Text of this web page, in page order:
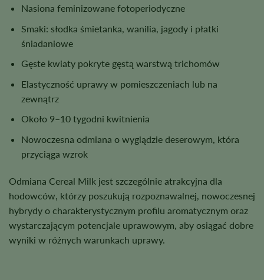
Nasiona feminizowane fotoperiodyczne
Smaki: słodka śmietanka, wanilia, jagody i płatki
śniadaniowe
Gęste kwiaty pokryte gęstą warstwą trichomów
Elastyczność uprawy w pomieszczeniach lub na
zewnątrz
Około 9–10 tygodni kwitnienia
Nowoczesna odmiana o wyglądzie deserowym, która
przyciąga wzrok
Odmiana Cereal Milk jest szczególnie atrakcyjna dla
hodowców, którzy poszukują rozpoznawalnej, nowoczesnej
hybrydy o charakterystycznym profilu aromatycznym oraz
wystarczającym potencjale uprawowym, aby osiągać dobre
wyniki w różnych warunkach uprawy.